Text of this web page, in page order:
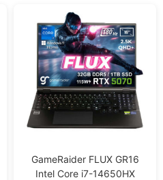
GameRaider FLUX GR16
Intel Core i7-14650HX